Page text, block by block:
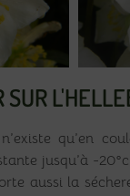
SUR
qu’en
jusqu’à -
aussi la